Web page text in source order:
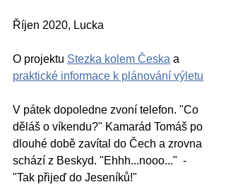
Říjen 2020, Lucka
O projektu Stezka kolem Česka a
praktické informace k plánování výletu
V pátek dopoledne zvoní telefon. "Co
děláš o víkendu?" Kamarád Tomáš po
dlouhé době zavítal do Čech a zrovna
schází z Beskyd. "Ehhh...nooo..."  -
"Tak přijeď do Jeseníků!"